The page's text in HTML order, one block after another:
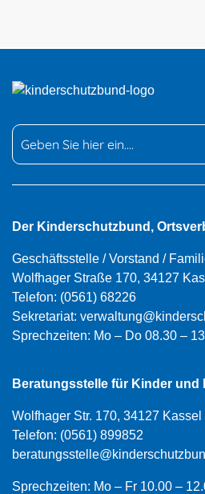
Der Kinderschutzbund,
Geschäftsstelle / Vorstand /
Wolfhager Straße 170, 34127
Telefon: (0561) 68226
Sekretariat:
Sprechzeiten: Mo – Do 08.30 –
Beratungsstelle für Kinder und
Wolfhager Str. 170, 34127 Kassel
Telefon: (0561) 899852
Sprechzeiten: Mo – Fr 10.00 –